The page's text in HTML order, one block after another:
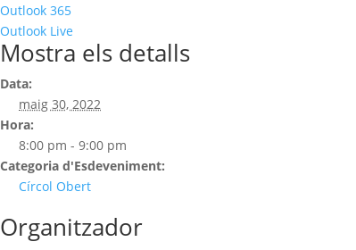
Outlook 365
Outlook Live
Mostra els detalls
Data:
maig 30, 2022
Hora:
8:00 pm - 9:00 pm
Categoria d'Esdeveniment:
Círcol Obert
Organitzador